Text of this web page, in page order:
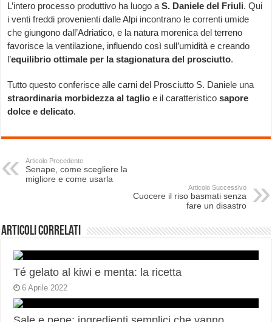
L’intero processo produttivo ha luogo aS. Daniele del Friuli. Qui
i venti freddi provenienti dalle Alpi incontrano le correnti umide
che giungono dall’Adriatico, e la natura morenica del terreno
favorisce la ventilazione, influendo così sull’umidità e creando
l’equilibrio ottimale per la stagionatura del prosciutto.
Tutto questo conferisce alle carni del Prosciutto S. Daniele una
straordinaria morbidezza al taglio e il caratteristicosapore
dolce e delicato.
Articolo Precedente
Senape, come scegliere la
migliore e come usarla
Articolo Successivo
Cuocere il riso basmati senza
fare un disastro
Articoli correlati
Té gelato al kiwi e menta: la ricetta
6 Aprile 2022